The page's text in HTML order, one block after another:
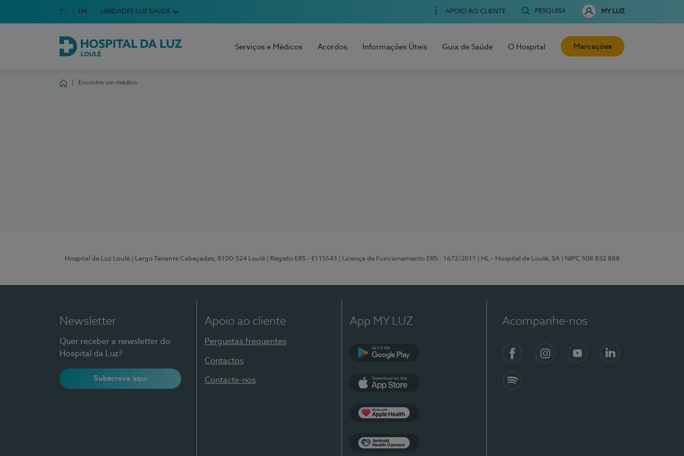
Escolha o seu idioma
Idioma em Português
PT English Language
EN UNIDADES LUZ SAÚDE APOIO AO CLIENTE PESQUISA MY LUZ
Hospital da Luz Loulé
Serviços e Médicos Acordos Informações Úteis Guia de Saúde O Hospital Marcações
Encontre um médico
Hospital da Luz Loulé | Largo Tenente Cabeçadas, 8100-524 Loulé | Registo ERS - E115543 | Licença de Funcionamento ERS - 1672/2011 | HL - Hospital de Loulé, SA | NIPC 508 832 888
Newsletter
Quer receber a newsletter do
Hospital da Luz?
Subscreva aqui
Apoio ao cliente
Perguntas frequentes
Contactos
Contacte-nos
App MY LUZ Acompanhe-nos